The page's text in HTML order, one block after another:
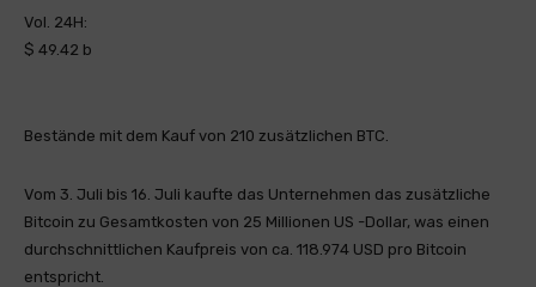
Vol. 24H:
$ 49.42 b
Bestände mit dem Kauf von 210 zusätzlichen BTC.
Vom 3. Juli bis 16. Juli kaufte das Unternehmen das zusätzliche
Bitcoin zu Gesamtkosten von 25 Millionen US -Dollar, was einen
durchschnittlichen Kaufpreis von ca. 118.974 USD pro Bitcoin
entspricht.